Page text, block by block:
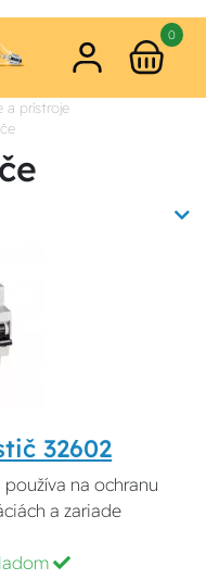
0
a prístroje
32602
na ochranu
a zariade